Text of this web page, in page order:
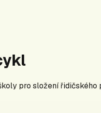
pro složení řidičského